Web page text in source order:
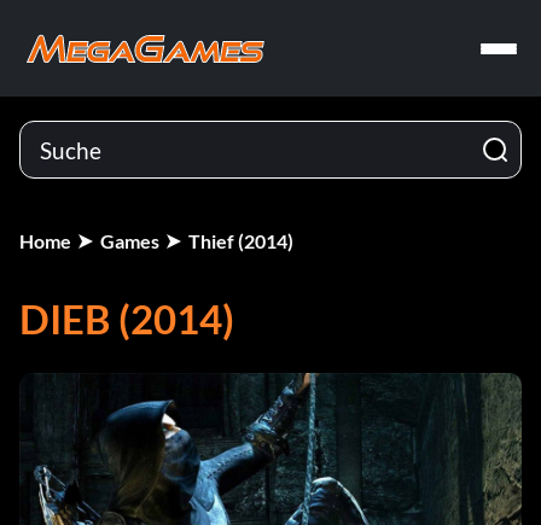
Home Games Thief (2014)
DIEB (2014)